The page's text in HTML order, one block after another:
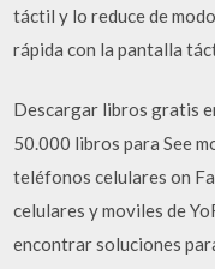
táctil y lo reduce de
rápida con la pantalla
Descargar libros gratis
50.000 libros para See
teléfonos celulares on
celulares y moviles de
encontrar soluciones